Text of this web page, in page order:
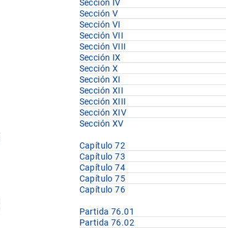
Sección IV
Sección V
Sección VI
Sección VII
Sección VIII
Sección IX
Sección X
Sección XI
Sección XII
Sección XIII
Sección XIV
Sección XV
Capítulo 72
Capítulo 73
Capítulo 74
Capítulo 75
Capítulo 76
Partida 76.01
Partida 76.02